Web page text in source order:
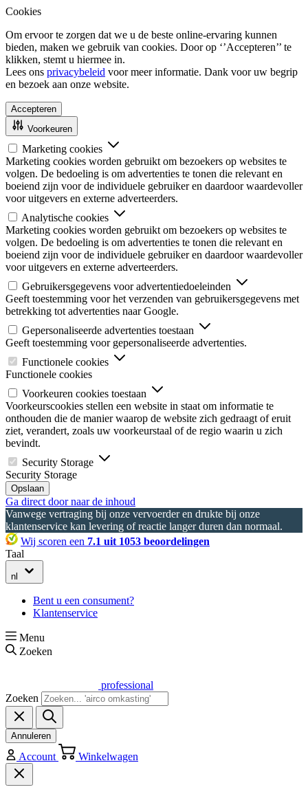
Cookies
Om ervoor te zorgen dat we u de beste online-ervaring kunnen
bieden, maken we gebruik van cookies. Door op ‘’Accepteren’’ te
klikken, stemt u hiermee in.
Lees ons privacybeleid voor meer informatie. Dank voor uw begrip
en bezoek aan onze website.
Accepteren
Voorkeuren
Marketing cookies
Marketing cookies worden gebruikt om bezoekers op websites te
volgen. De bedoeling is om advertenties te tonen die relevant en
boeiend zijn voor de individuele gebruiker en daardoor waardevoller
voor uitgevers en externe adverteerders.
Analytische cookies
Marketing cookies worden gebruikt om bezoekers op websites te
volgen. De bedoeling is om advertenties te tonen die relevant en
boeiend zijn voor de individuele gebruiker en daardoor waardevoller
voor uitgevers en externe adverteerders.
Gebruikersgegevens voor advertentiedoeleinden
Geeft toestemming voor het verzenden van gebruikersgegevens met
betrekking tot advertenties naar Google.
Gepersonaliseerde advertenties toestaan
Geeft toestemming voor gepersonaliseerde advertenties.
Functionele cookies
Functionele cookies
Voorkeuren cookies toestaan
Voorkeurscookies stellen een website in staat om informatie te
onthouden die de manier waarop de website zich gedraagt of eruit
ziet, verandert, zoals uw voorkeurstaal of de regio waarin u zich
bevindt.
Security Storage
Security Storage
Opslaan
Ga direct door naar de inhoud
Vanwege vertraging bij onze vervoerder en drukte bij onze
klantenservice kan levering of reactie langer duren dan normaal.
Wij scoren een 7.1 uit 1053 beoordelingen
Taal
nl
Bent u een consument?
Klantenservice
Menu
Zoeken
professional
Zoeken
Annuleren
Account Winkelwagen